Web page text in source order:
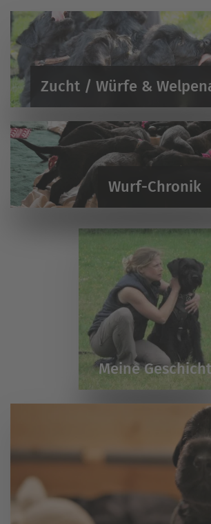
Zucht / Würfe &
Wurf-Chronik
Meine